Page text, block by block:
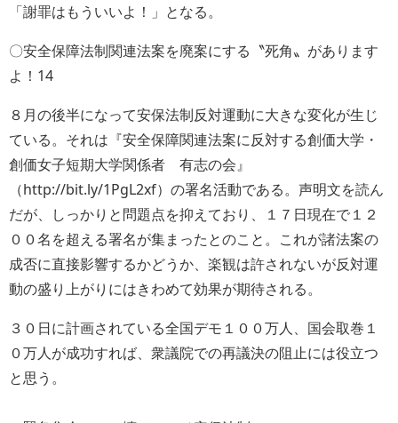
「謝罪はもういいよ！」となる。
〇安全保障法制関連法案を廃案にする〝死角〟があります
よ！14
８月の後半になって安保法制反対運動に大きな変化が生じ
ている。それは『安全保障関連法案に反対する創価大学・
創価女子短期大学関係者 有志の会』
（http://bit.ly/1PgL2xf）の署名活動である。声明文を読ん
だが、しっかりと問題点を抑えており、１７日現在で１２
００名を超える署名が集まったとのこと。これが諸法案の
成否に直接影響するかどうか、楽観は許されないが反対運
動の盛り上がりにはきわめて効果が期待される。
３０日に計画されている全国デモ１００万人、国会取巻１
０万人が成功すれば、衆議院での再議決の阻止には役立つ
と思う。